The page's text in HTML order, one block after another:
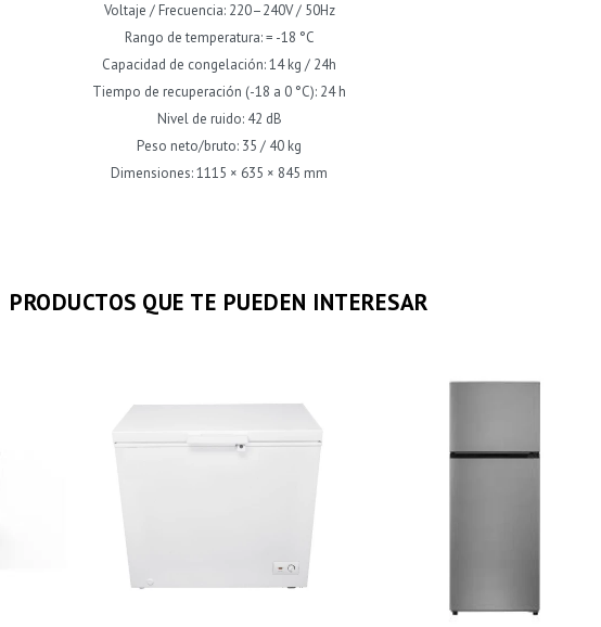
Voltaje / Frecuencia: 220–240V / 50Hz
Rango de temperatura: = -18 °C
Capacidad de congelación: 14 kg / 24h
Tiempo de recuperación (-18 a 0 °C): 24 h
Nivel de ruido: 42 dB
Peso neto/bruto: 35 / 40 kg
Dimensiones: 1115 × 635 × 845 mm
PRODUCTOS QUE TE PUEDEN INTERESAR